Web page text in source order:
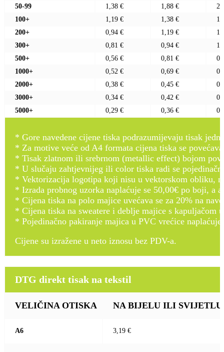
50-99
1,38 € 1,88 €
100+
1,19 € 1,38 €
200+
0,94 € 1,19 €
300+
0,81 € 0,94 €
500+
0,56 € 0,81 €
1000+
0,52 € 0,69 €
2000+
0,38 € 0,45 €
3000+
0,34 € 0,42 €
5000+
0,29 € 0,36 €
* Gore navedene cijene tiska podrazumijevaju tisak
* Za motive veće od A4 formata cijena tiska se
* Tisak zlatnom ili srebrnom (metallic effect) bojom
* U slučaju zahtjevnijeg ili color tiska radi se
* Vektorizacija logotipa koji nisu u vektorskom obliku,
* Izrada probnog uzorka naplaćuje se 50,00€ po boji, a
* Cijena tiska na polo majice uvećava se za 20% na
* Cijena tiska na sweatere i deblje majice s kapuljačom
* Pojedinačno pakiranje majica u PVC vrećice
Cijene su izražene u neto iznosu bez PDV-a.
DTG direkt tisak na tekstil
VELIČINA OTISKA NA BIJELU ILI SVIJETLU
A6 3,19 €